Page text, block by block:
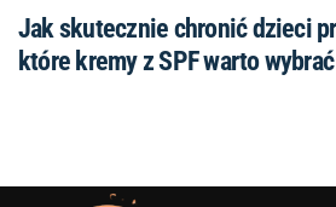
Jak skutecznie chronić dzieci
które kremy z SPF warto wybrać